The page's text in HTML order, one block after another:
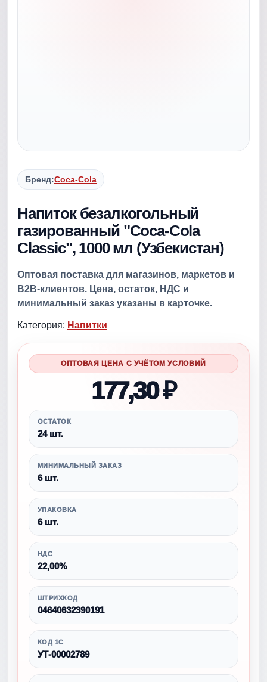
Бренд:Соса-Соla
Напиток безалкогольный
газированный "Соса-Соla
Classic", 1000 мл (Узбекистан)
Оптовая поставка для магазинов, маркетов и
B2B-клиентов. Цена, остаток, НДС и
минимальный заказ указаны в карточке.
Категория: Напитки
ОПТОВАЯ ЦЕНА С УЧЁТОМ УСЛОВИЙ
177,30 ₽
ОСТАТОК
24 шт.
МИНИМАЛЬНЫЙ ЗАКАЗ
6 шт.
УПАКОВКА
6 шт.
НДС
22,00%
ШТРИХКОД
04640632390191
КОД 1С
УТ-00002789